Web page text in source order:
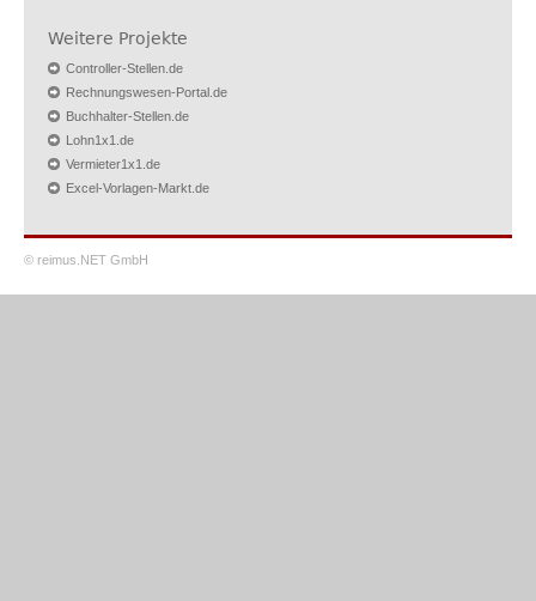
Weitere Projekte
Controller-Stellen.de
Rechnungswesen-Portal.de
Buchhalter-Stellen.de
Lohn1x1.de
Vermieter1x1.de
Excel-Vorlagen-Markt.de
© reimus.NET GmbH